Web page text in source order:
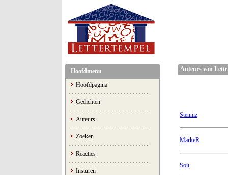
Hoofdmenu
Hoofdpagina
Gedichten
Auteurs
Zoeken
Reacties
Insturen
Auteurs van
Stenniz
MarkeR
Soit